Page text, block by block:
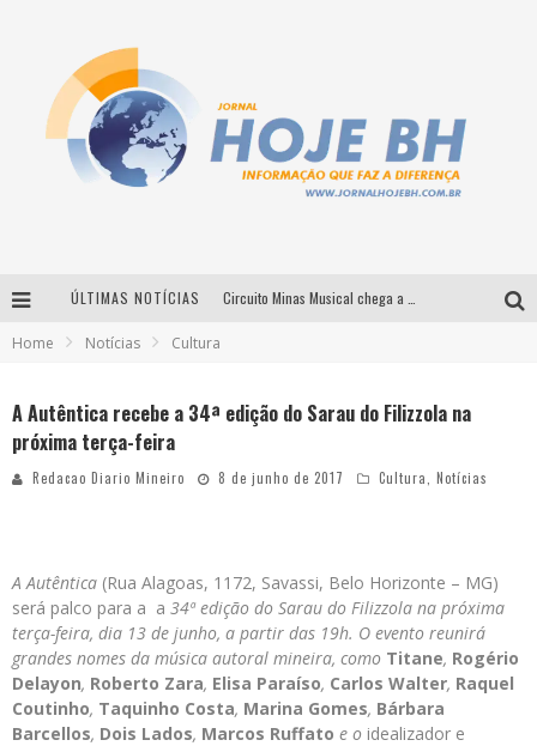
ÚLTIMAS NOTÍCIAS
Home Notícias Cultura
A Autêntica recebe a 34ª edição do Sarau do Filizzola na
próxima terça-feira
Redacao Diario Mineiro 8 de junho de 2017 Cultura Notícias
A Autêntica (Rua Alagoas, 1172, Savassi, Belo Horizonte – MG)
será palco para a a 34ª edição do Sarau do Filizzola na próxima
terça-feira, dia 13 de junho, a partir das 19h. O evento reunirá
grandes nomes da música autoral mineira, como Titane, Rogério
Delayon, Roberto Zara, Elisa Paraíso, Carlos Walter, Raquel
Coutinho, Taquinho Costa, Marina Gomes, Bárbara
Barcellos, Dois Lados, Marcos Ruffato e o idealizador e